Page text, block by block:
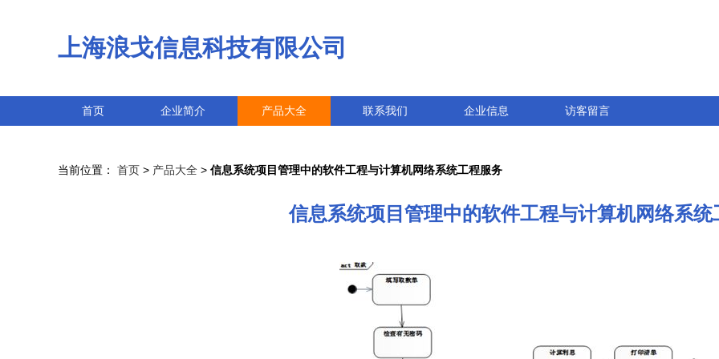
上海浪戈信息科技有限公司
首页 企业简介 产品大全 联系我们 企业信息 访客留言
当前位置： 首页 > 产品大全 > 信息系统项目管理中的软件工程与计算机网络系统工程服务
信息系统项目管理中的软件工程与计算机网络系统